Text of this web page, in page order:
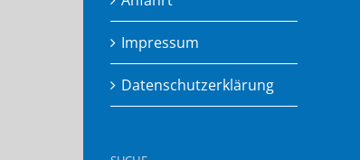
Impressum
Datenschutzerklärung